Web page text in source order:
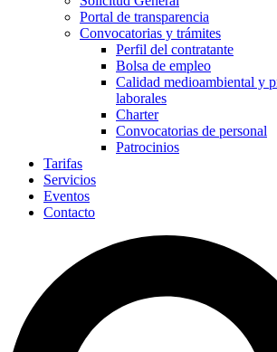
Portal de transparencia
Convocatorias y trámites
Perfil del contratante
Bolsa de empleo
Calidad medioambiental y
laborales
Charter
Convocatorias de personal
Patrocinios
Tarifas
Servicios
Eventos
Contacto